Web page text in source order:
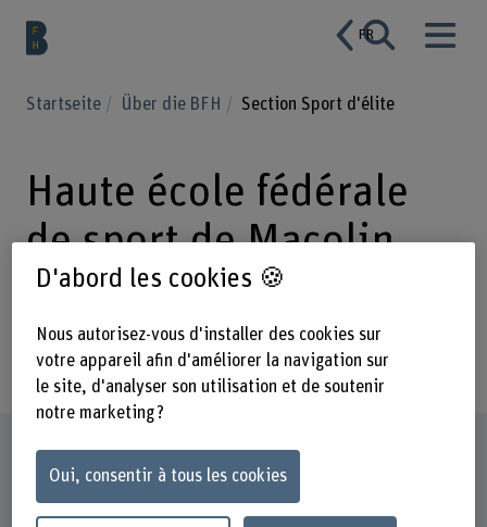
FR
Startseite Über die BFH Section Sport d'élite
Haute école fédérale
de sport de Macolin
HEFSM Section Sport
d'élite
Profil
D'abord les cookies 🍪
Nous autorisez-vous d'installer des cookies sur
votre appareil afin d'améliorer la navigation sur
le site, d'analyser son utilisation et de soutenir
notre marketing ?
Oui, consentir à tous les cookies